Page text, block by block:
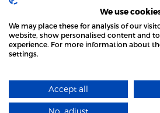
Office Adresse: Karenslyst Alle 4, 0278 Oslo –
358, 0213 Oslo, Norway. Email Contact:
47 23 89 88 63 © Copyright 2016-2026 The
DODATKOWO OD ZESPOŁU LOCALMARKET |
Designed and
STRONA LOCAL MARKET
DOWIEDZ SIĘ
We use
We may place these for analysis of our
website, show personalised content and
experience. For more information about
settings.
Accept all
No, adjust